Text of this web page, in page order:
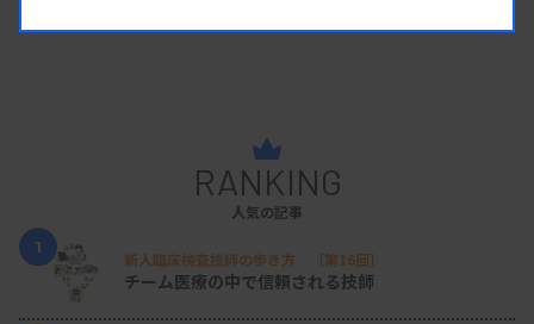
RANKING
人気の記事
1
新人臨床検査技師の歩き方 ［第16回］
チーム医療の中で信頼される技師